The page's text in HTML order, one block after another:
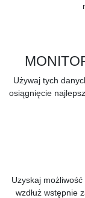
Używaj tych
osiągnięcie
Uzyskaj
wzdłuż wstępnie